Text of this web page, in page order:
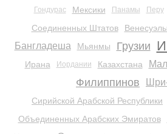
Гондурас Мексики Панамы Перу
Соединенных Штатов Венесуэлы
Бангладеша
Мьянмы Грузии
Ирана Иордании Казахстана
Филиппинов
Сирийской Арабской Республики
Объединенных Арабских Эмиратов